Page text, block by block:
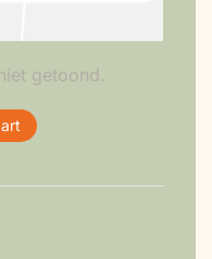
getoond.